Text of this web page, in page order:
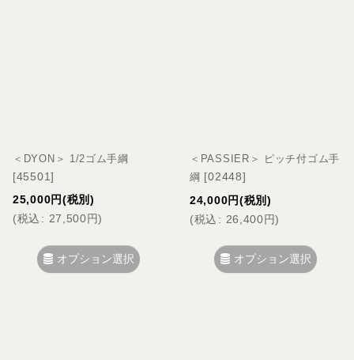
＜DYON＞ 1/2ゴム手綱
[45501]
25,000円(税別)
(税込 : 27,500円)
オプション選択
＜PASSIER＞ ピッチ付ゴム手
綱 [02448]
24,000円(税別)
(税込 : 26,400円)
オプション選択